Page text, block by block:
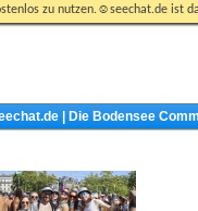
zu nutzen.☺seechat.de ist
| Die Bodensee